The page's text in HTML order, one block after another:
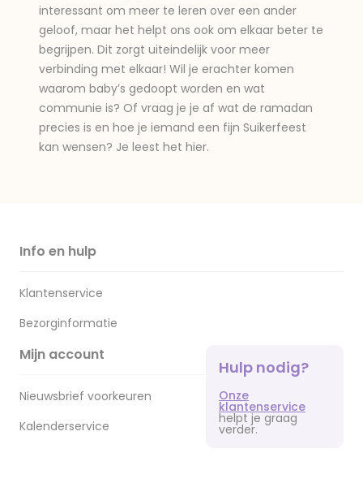
interessant om meer te leren over een ander
geloof, maar het helpt ons ook om elkaar beter te
begrijpen. Dit zorgt uiteindelijk voor meer
verbinding met elkaar! Wil je erachter komen
waarom baby’s gedoopt worden en wat
communie is? Of vraag je je af wat de ramadan
precies is en hoe je iemand een fijn Suikerfeest
kan wensen? Je leest het hier.
Info en hulp
Klantenservice
Bezorginformatie
Mijn account
Nieuwsbrief voorkeuren
Kalenderservice
Hulp nodig?
Onze
klantenservice
helpt je graag
verder.